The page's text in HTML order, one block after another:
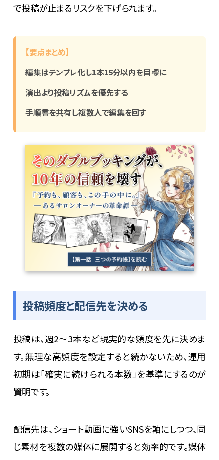
で投稿が止まるリスクを下げられます。
【要点まとめ】
編集はテンプレ化し1本15分以内を目標に
演出より投稿リズムを優先する
手順書を共有し複数人で編集を回す
投稿頻度と配信先を決める
投稿は、週2〜3本など現実的な頻度を先に決めま
す。無理な高頻度を設定すると続かないため、運用
初期は「確実に続けられる本数」を基準にするのが
賢明です。
配信先は、ショート動画に強いSNSを軸にしつつ、同
じ素材を複数の媒体に展開すると効率的です。媒体